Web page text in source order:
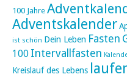
100 Jahre
Adventskalender
ist schön Dein Leben Fasten
100 Intervallfasten
Kreislauf des Lebens